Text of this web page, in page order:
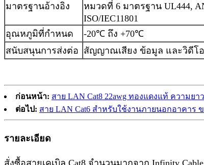
มาตรฐานอ้างอิง
หมวดที่ 6 มาตรฐาน UL444,
ISO/IEC11801
อุณหภูมิที่กำหนด
-20℃ ถึง +70℃
สนับสนุนการส่งต่อ สัญญาณเสียง ข้อมูล และวิดีโ
ก่อนหน้า: สาย LAN Cat8 22awg ทองแดงแท้ ความยา
ต่อไป: สาย LAN Cat6 สำหรับใช้งานภายนอกอาคาร
รายละเอียด